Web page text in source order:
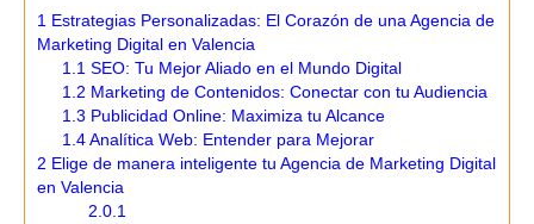
1 Estrategias Personalizadas: El Corazón de una Agencia de
Marketing Digital en Valencia
1.1 SEO: Tu Mejor Aliado en el Mundo Digital
1.2 Marketing de Contenidos: Conectar con tu Audiencia
1.3 Publicidad Online: Maximiza tu Alcance
1.4Analítica Web: Entender para Mejorar
2 Elige de manera inteligente tu Agencia de Marketing Digital
en Valencia
2.0.1